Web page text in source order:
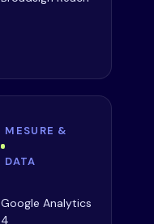
MESURE &
DATA
Google Analytics
4